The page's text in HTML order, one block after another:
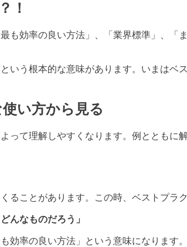
！
も効率の良い方法」、「業界標準」、
いう根本的な意味があります。いまは
い方から見る
って理解しやすくなります。例ととも
ことがあります。この時、ベストプラ
んなものだろう」
効率の良い方法」という意味になりま